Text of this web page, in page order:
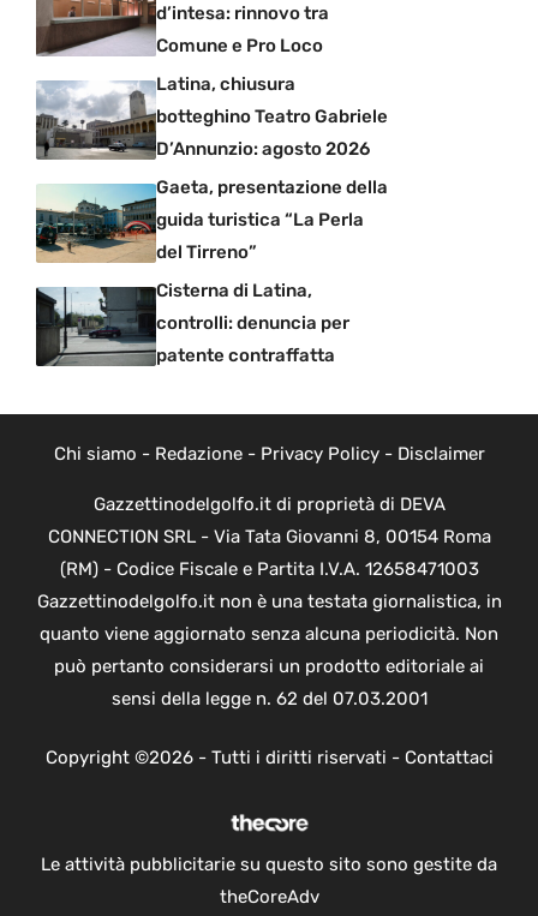
d’intesa: rinnovo tra
Comune e Pro Loco
Latina, chiusura
botteghino Teatro Gabriele
D’Annunzio: agosto 2026
Gaeta, presentazione della
guida turistica “La Perla
del Tirreno”
Cisterna di Latina,
controlli: denuncia per
patente contraffatta
Chi siamo - Redazione- Privacy Policy- Disclaimer
Gazzettinodelgolfo.it di proprietà di DEVA
CONNECTION SRL - Via Tata Giovanni 8, 00154 Roma
(RM) - Codice Fiscale e Partita I.V.A. 12658471003
Gazzettinodelgolfo.it non è una testata giornalistica, in
quanto viene aggiornato senza alcuna periodicità. Non
può pertanto considerarsi un prodotto editoriale ai
sensi della legge n. 62 del 07.03.2001
Copyright ©2026 - Tutti i diritti riservati - Contattaci
Le attività pubblicitarie su questo sito sono gestite da
theCoreAdv